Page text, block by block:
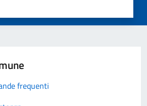
frequenti